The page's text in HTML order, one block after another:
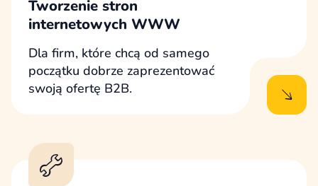
Tworzenie stron
internetowych WWW
Dla firm, które chcą od samego
początku dobrze zaprezentować
swoją ofertę B2B.